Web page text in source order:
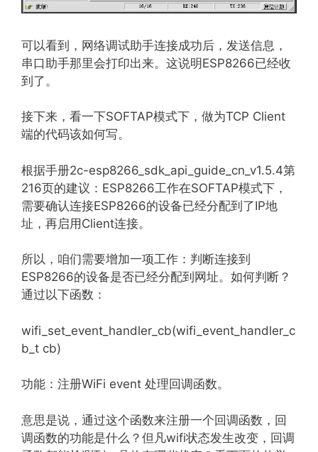
可以看到，网络调试助手连接成功后，发送信息，
串口助手那里会打印出来。这说明ESP8266已经收
到了。
接下来，看一下SOFTAP模式下，做为TCP Client
端的代码该如何写。
根据手册2c-esp8266_sdk_api_guide_cn_v1.5.4第
216页的建议：ESP8266工作在SOFTAP模式下，
需要确认连接ESP8266的设备已经分配到了IP地
址，再启用Client连接。
所以，咱们需要增加一项工作：判断连接到
ESP8266的设备是否已经分配到网址。如何判断？
通过以下函数：
wifi_set_event_handler_cb(wifi_event_handler_c
b_t cb)
功能：注册WiFi event 处理回调函数。
意思是说，通过这个函数来注册一个回调函数，回
调函数的功能是什么？但凡wifi状态发生改变，回调